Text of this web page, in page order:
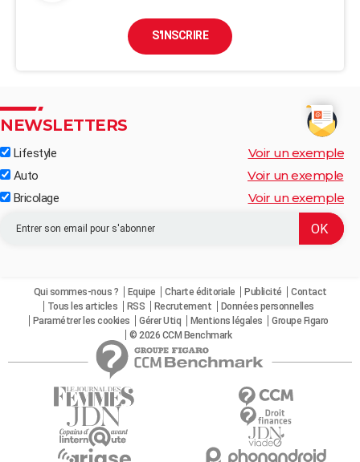
S'INSCRIRE
NEWSLETTERS
Lifestyle Voir un exemple
Auto Voir un exemple
Bricolage Voir un exemple
Qui sommes-nous ? Equipe Charte éditoriale Publicité
Contact
Tous les articles
RSS Recrutement
Données personnelles
Paramétrer les cookies
Gérer Utiq Mentions légales
Groupe Figaro
© 2026 CCM Benchmark